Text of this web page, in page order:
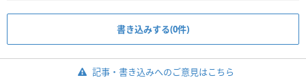
書き込みする(0件)
記事・書き込みへのご意見はこちら